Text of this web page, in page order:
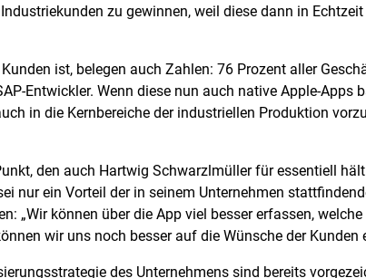
zu gewinnen, weil diese dann in
ist, belegen auch Zahlen: 76 Prozent aller
Entwickler. Wenn diese nun auch native Apple-Apps
in die Kernbereiche der industriellen Produktion
den auch Hartwig Schwarzlmüller für essentiell
nur ein Vorteil der in seinem Unternehmen
„Wir können über die App viel besser erfassen,
wir uns noch besser auf die Wünsche der Kunden
des Unternehmens sind bereits